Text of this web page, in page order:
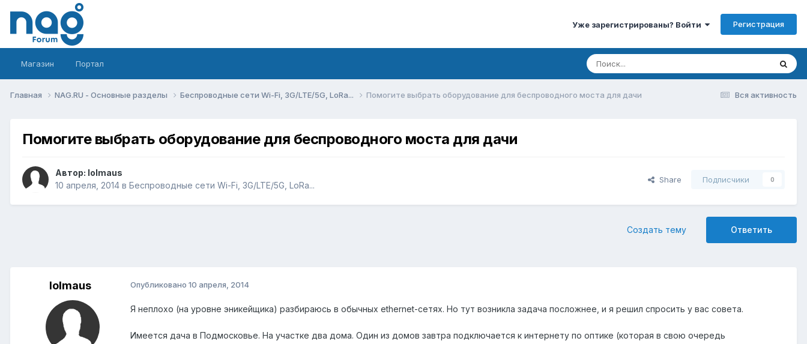
Уже зарегистрированы? Войти Регистрация
Магазин Портал
Вся активность
Главная NAG.RU - Основные разделы Беспроводные сети Wi-Fi, 3G/LTE/5G, LoRa... Помогите выбрать оборудование для беспроводного моста для дачи
Помогите выбрать оборудование для беспроводного моста для дачи
Автор: lolmaus
10 апреля, 2014 в Беспроводные сети Wi-Fi, 3G/LTE/5G, LoRa...
Share Подписчики 0
Ответить
Создать тему
lolmaus Опубликовано 10 апреля, 2014
​Я неплохо (на уровне эникейщика) разбираюсь в обычных ethernet-сетях. Но тут возникла задача посложнее, и я решил спросить у вас совета.
Имеется дача в Подмосковье. На участке два дома. Один из домов завтра подключается к интернету по оптике (которая в свою очередь